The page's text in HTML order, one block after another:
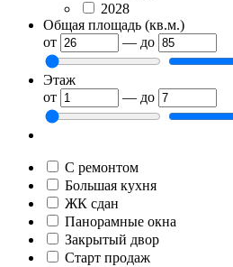
2028
Общая площадь (кв.м.)
от
— до
Этаж
от
— до
С ремонтом
Большая кухня
ЖК сдан
Панорамные окна
Закрытый двор
Старт продаж